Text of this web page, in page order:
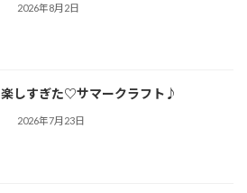
2026年8月2日
楽しすぎた♡サマークラフト♪︎
2026年7月23日